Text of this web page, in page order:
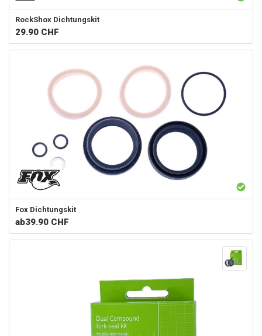
RockShox Dichtungskit
29.90 CHF
Fox Dichtungskit
ab39.90 CHF